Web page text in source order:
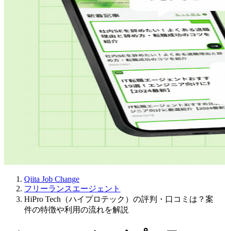
Qiita Job Change
フリーランスエージェント
HiPro Tech（ハイプロテック）の評判・口コミは？案
件の特徴や利用の流れを解説